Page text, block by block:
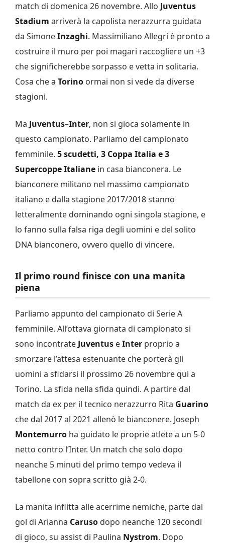
match di domenica 26 novembre. Allo Juventus
Stadium arriverà la capolista nerazzurra guidata
da SimoneInzaghi. Massimiliano Allegri è pronto a
costruire il muro per poi magari raccogliere un +3
che significherebbe sorpasso e vetta in solitaria.
Cosa che a Torino ormai non si vede da diverse
stagioni.
Ma Juventus–Inter, non si gioca solamente in
questo campionato. Parliamo del campionato
femminile. 5 scudetti, 3 Coppa Italia e 3
Supercoppe Italiane in casa bianconera. Le
bianconere militano nel massimo campionato
italiano e dalla stagione 2017/2018 stanno
letteralmente dominando ogni singola stagione, e
lo fanno sulla falsa riga degli uomini e del solito
DNA bianconero, ovvero quello di vincere.
Il primo round finisce con una manita
piena
Parliamo appunto del campionato di Serie A
femminile. All’ottava giornata di campionato si
sono incontrate Juventus eInter proprio a
smorzare l’attesa estenuante che porterà gli
uomini a sfidarsi il prossimo 26 novembre qui a
Torino. La sfida nella sfida quindi. A partire dal
match da ex per il tecnico nerazzurro Rita Guarino
che dal 2017 al 2021 allenò le bianconere. Joseph
Montemurro ha guidato le proprie atlete a un 5-0
netto contro l’Inter. Un match che solo dopo
neanche 5 minuti del primo tempo vedeva il
tabellone con sopra scritto già 2-0.
La manita inflitta alle acerrime nemiche, parte dal
gol di Arianna Caruso dopo neanche 120 secondi
di gioco, su assist di Paulina Nystrom. Dopo